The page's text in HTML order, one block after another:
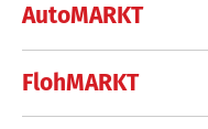
AutoMARKT
FlohMARKT